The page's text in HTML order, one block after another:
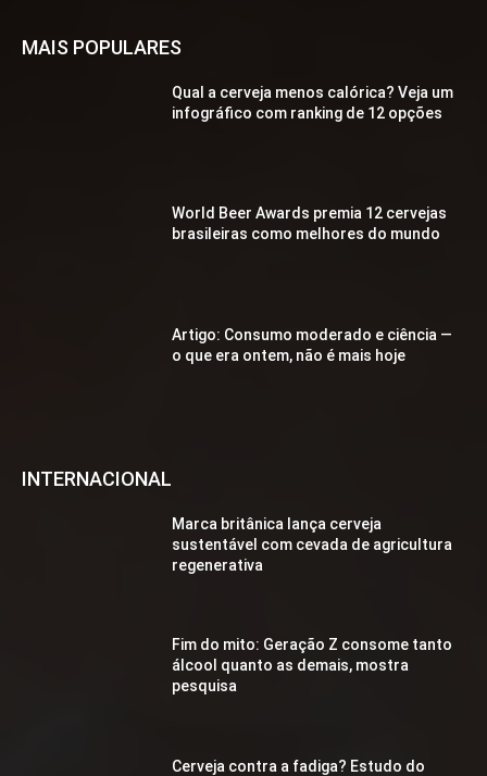
MAIS POPULARES
Qual a cerveja menos calórica? Veja um
infográfico com ranking de 12 opções
World Beer Awards premia 12 cervejas
brasileiras como melhores do mundo
Artigo: Consumo moderado e ciência —
o que era ontem, não é mais hoje
INTERNACIONAL
Marca britânica lança cerveja
sustentável com cevada de agricultura
regenerativa
Fim do mito: Geração Z consome tanto
álcool quanto as demais, mostra
pesquisa
Cerveja contra a fadiga? Estudo do